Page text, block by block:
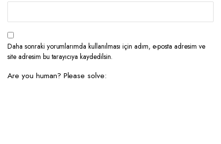
Daha sonraki yorumlarımda kullanılması için adım, e-posta adresim ve
site adresim bu tarayıcıya kaydedilsin.
Are you human? Please solve: